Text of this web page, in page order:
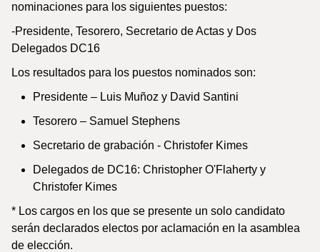
nominaciones para los siguientes puestos:
-Presidente, Tesorero, Secretario de Actas y Dos
Delegados DC16
Los resultados para los puestos nominados son:
Presidente – Luis Muñoz y David Santini
Tesorero – Samuel Stephens
Secretario de grabación - Christofer Kimes
Delegados de DC16: Christopher O'Flaherty y
Christofer Kimes
* Los cargos en los que se presente un solo candidato
serán declarados electos por aclamación en la asamblea
de elección.